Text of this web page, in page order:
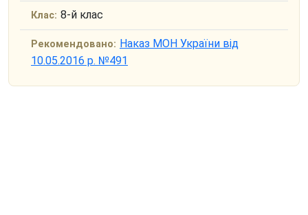
Клас: 8-й клас
Рекомендовано: Наказ МОН України від
10.05.2016 р. №491